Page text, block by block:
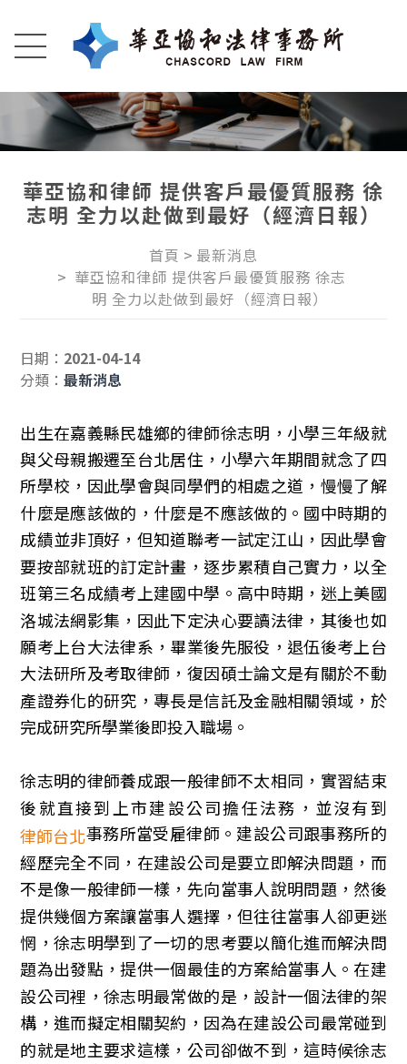
華亞協和律師 提供客戶最優質服務 徐
志明 全力以赴做到最好（經濟日報）
首頁
最新消息
華亞協和律師 提供客戶最優質服務 徐志
明 全力以赴做到最好（經濟日報）
日期： 2021-04-14
分類：最新消息
出生在嘉義縣民雄鄉的律師徐志明，小學三年級就
與父母親搬遷至台北居住，小學六年期間就念了四
所學校，因此學會與同學們的相處之道，慢慢了解
什麼是應該做的，什麼是不應該做的。國中時期的
成績並非頂好，但知道聯考一試定江山，因此學會
要按部就班的訂定計畫，逐步累積自己實力，以全
班第三名成績考上建國中學。高中時期，迷上美國
洛城法網影集，因此下定決心要讀法律，其後也如
願考上台大法律系，畢業後先服役，退伍後考上台
大法研所及考取律師，復因碩士論文是有關於不動
產證券化的研究，專長是信託及金融相關領域，於
完成研究所學業後即投入職場。
徐志明的律師養成跟一般律師不太相同，實習結束
後就直接到上市建設公司擔任法務，並沒有到
律師台北事務所當受雇律師。建設公司跟事務所的
經歷完全不同，在建設公司是要立即解決問題，而
不是像一般律師一樣，先向當事人說明問題，然後
提供幾個方案讓當事人選擇，但往往當事人卻更迷
惘，徐志明學到了一切的思考要以簡化進而解決問
題為出發點，提供一個最佳的方案給當事人。在建
設公司裡，徐志明最常做的是，設計一個法律的架
構，進而擬定相關契約，因為在建設公司最常碰到
的就是地主要求這樣，公司卻做不到，這時候徐志